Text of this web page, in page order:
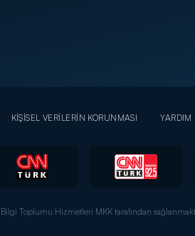
KİŞİSEL VERİLERİN KORUNMASI YARDIM
Bilgi Toplumu Hizmetleri MKK tarafından